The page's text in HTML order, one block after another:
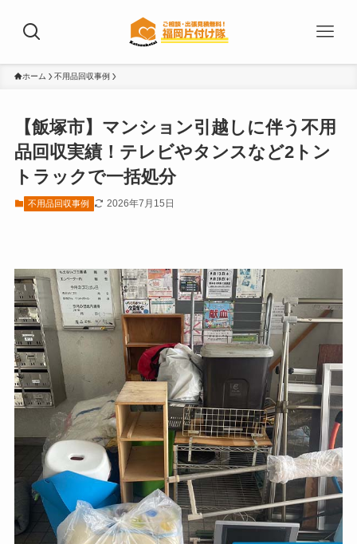
ホーム 不用品回収事例
【飯塚市】マンション引越しに伴う不用
品回収実績！テレビやタンスなど2トン
トラックで一括処分
不用品回収事例 2026年7月15日